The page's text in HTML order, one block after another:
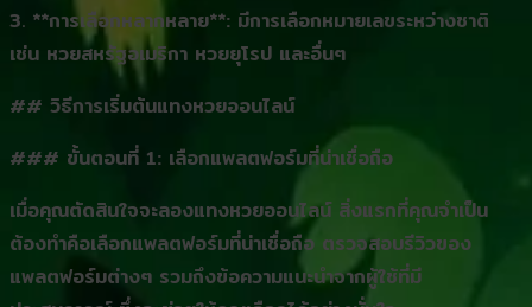
3. **การเลือกหลากหลาย**: มีการเลือกหมายเลขระหว่างชาติ
เช่น หวยสหรัฐอเมริกา หวยยุโรป และอื่นๆ
## วิธีการเริ่มต้นแทงหวยออนไลน์
### ขั้นตอนที่ 1: เลือกแพลตฟอร์มที่น่าเชื่อถือ
เมื่อคุณตัดสินใจจะลองแทงหวยออนไลน์ สิ่งแรกที่คุณจำเป็น
ต้องทำคือเลือกแพลตฟอร์มที่น่าเชื่อถือ ตรวจสอบรีวิวของ
แพลตฟอร์มต่างๆ รวมถึงข้อความแนะนำจากผู้ใช้ที่มี